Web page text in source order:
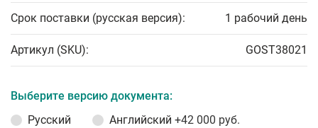
Срок поставки (русская версия): 1 рабочий день
Артикул (SKU): GOST38021
Выберите версию документа:
Русский
Английский +42 000 руб.